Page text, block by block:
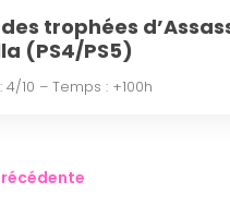
trophées
(PS4/PS5)
4/10 – Temps : +100h